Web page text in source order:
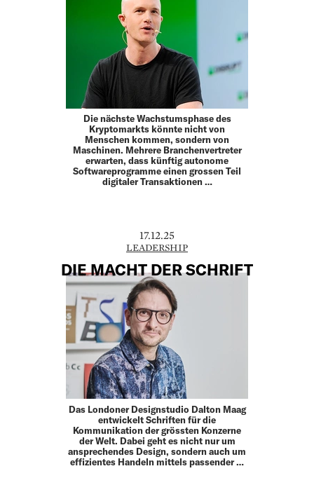
Die nächste Wachstumsphase des
Kryptomarkts könnte nicht von
Menschen kommen, sondern von
Maschinen. Mehrere Branchenvertreter
erwarten, dass künftig autonome
Softwareprogramme einen grossen Teil
digitaler Transaktionen …
17.12.25
LEADERSHIP
DIE MACHT DER SCHRIFT
Das Londoner Designstudio Dalton Maag
entwickelt Schriften für die
Kommunikation der grössten Konzerne
der Welt. Dabei geht es nicht nur um
ansprechendes Design, sondern auch um
effizientes Handeln mittels passender …